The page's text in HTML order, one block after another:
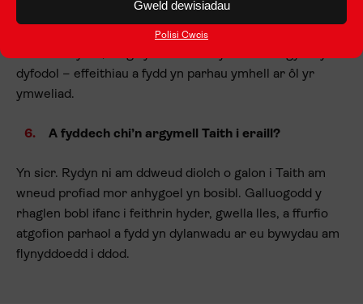
Gweld dewisiadau
Polisi Cwcis
anogodd y bobl ifanc i weld eu hunain fel dinasyddion
byd-eang. Mae’r twf a welon ni yn ystod y daith eisoes yn
dyfodol – effeithiau a fydd yn parhau ymhell ar ôl yr
ymweliad.
A fyddech chi’n argymell Taith i eraill?
Yn sicr. Rydyn ni am ddweud diolch o galon i Taith am
wneud profiad mor anhygoel yn bosibl. Galluogodd y
rhaglen bobl ifanc i feithrin hyder, gwella lles, a ffurfio
atgofion parhaol a fydd yn dylanwadu ar eu bywydau am
flynyddoedd i ddod.